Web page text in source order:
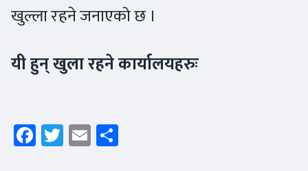
खुल्ला रहने जनाएको छ ।
यी हुन् खुला रहने कार्यालयहरुः
Facebook
Twitter
Email